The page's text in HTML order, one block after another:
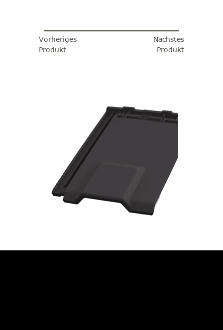
Vorheriges
Produkt
Nächstes
Produkt